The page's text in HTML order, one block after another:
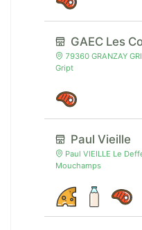
GAEC Les
79360 GRANZAY
Gript
Paul Vieille
Paul VIEILLE Le
Mouchamps